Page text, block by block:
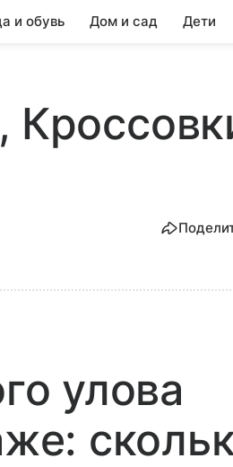
и обувь Дом и сад Дети
улова